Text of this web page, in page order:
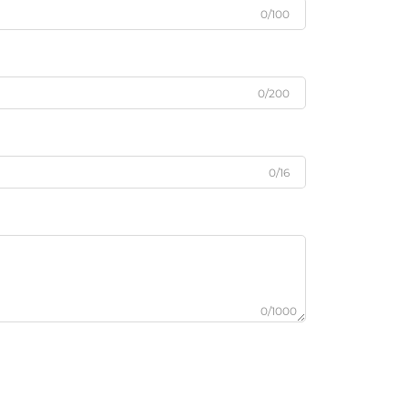
0/100
0/200
0/16
0/1000